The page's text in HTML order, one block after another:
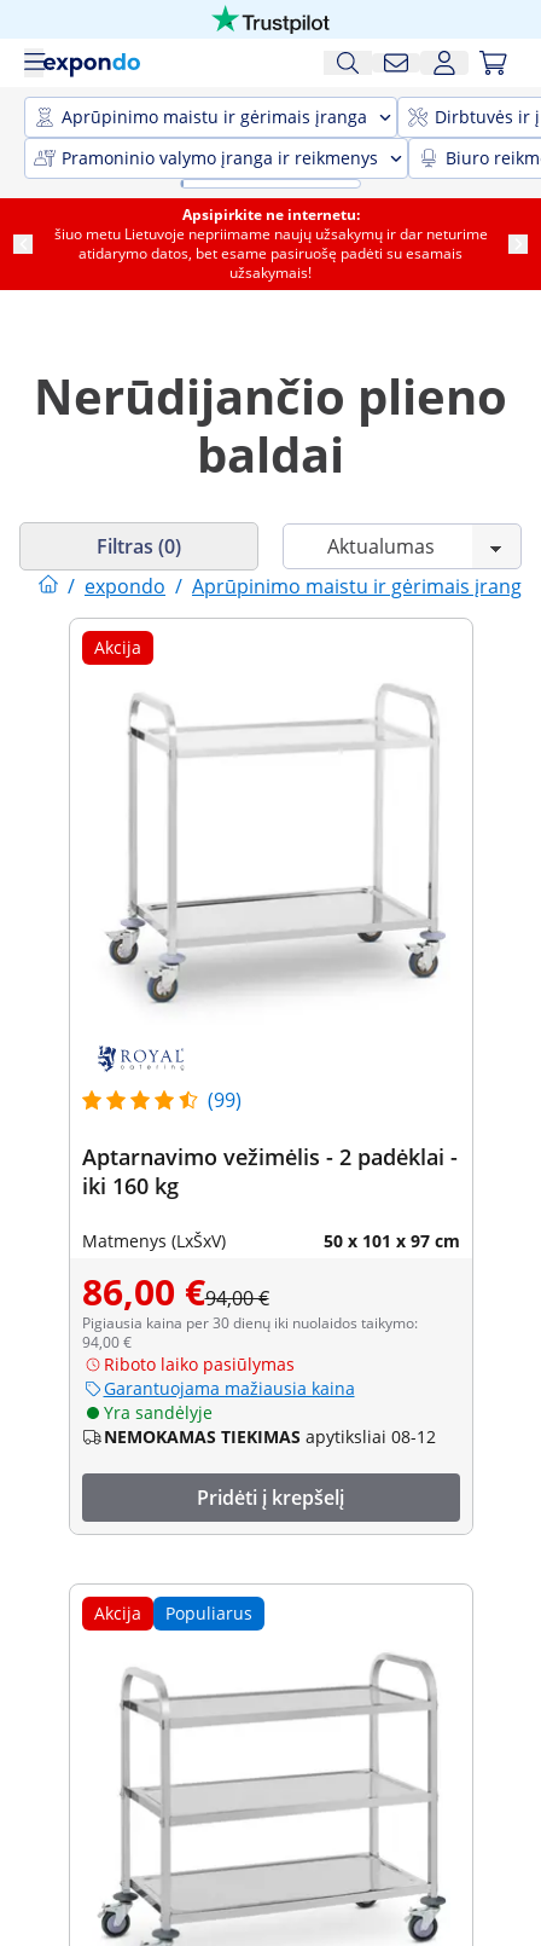
Aprūpinimo maistu ir gėrimais įranga
Dirbtuvės ir
Pramoninio valymo įranga ir reikmenys
Biuro
Apsipirkite ne internetu:
šiuo metu Lietuvoje nepriimame naujų užsakymų ir dar neturime
atidarymo datos, bet esame pasiruošę padėti su esamais
užsakymais!
Nerūdijančio plieno
baldai
/ expondo / Aprūpinimo maistu ir gėrimais įranga
Filtras (0)
Akcija
(99)
Aptarnavimo vežimėlis - 2 padėklai -
iki 160 kg
Matmenys (LxŠxV) 50 x 101 x 97 cm
86,00 €94,00 €
Pigiausia kaina per 30 dienų iki nuolaidos taikymo:
94,00 €
Riboto laiko pasiūlymas
Garantuojama mažiausia kaina
Yra sandėlyje
NEMOKAMAS TIEKIMAS apytiksliai 08-12
Pridėti į krepšelį
Akcija Populiarus